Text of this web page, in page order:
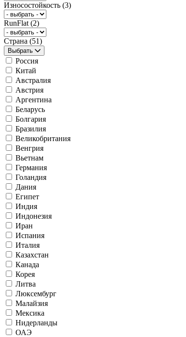
Износостойкость (3)
RunFlat (2)
Страна (51)
Выбрать
Россия
Китай
Австралия
Австрия
Аргентина
Беларусь
Болгария
Бразилия
Великобритания
Венгрия
Вьетнам
Германия
Голандия
Дания
Египет
Индия
Индонезия
Иран
Испания
Италия
Казахстан
Канада
Корея
Литва
Люксембург
Малайзия
Мексика
Нидерланды
ОАЭ